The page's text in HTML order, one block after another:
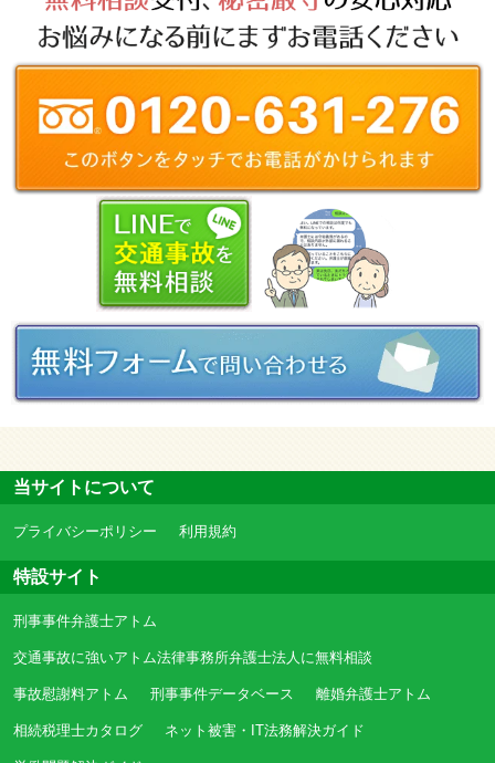
当サイトについて
プライバシーポリシー 利用規約
特設サイト
刑事事件弁護士アトム
交通事故に強いアトム法律事務所弁護士法人に無料相談
事故慰謝料アトム 刑事事件データベース 離婚弁護士アトム
相続税理士カタログ ネット被害・IT法務解決ガイド